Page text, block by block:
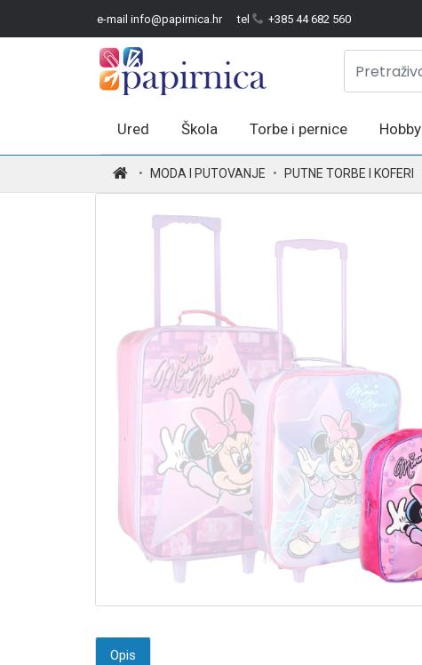
e-mail info@papirnica.hr tel +385 44 682 560
Ured Škola Torbe i pernice Hobby
MODA I PUTOVANJE PUTNE TORBE I KOFERI
Opis